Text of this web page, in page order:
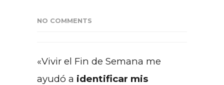
NO COMMENTS
«Vivir el Fin de Semana me
ayudó a identificar mis